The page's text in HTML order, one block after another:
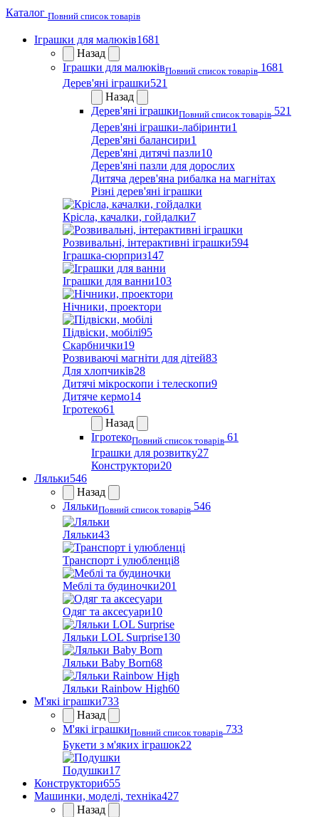
Каталог Повний список товарів
Іграшки для малюків1681
Назад
Іграшки для малюківПовний список товарів 1681
Дерев'яні іграшки521
Назад
Дерев'яні іграшкиПовний список товарів 521
Дерев'яні іграшки-лабіринти1
Дерев'яні балансири1
Дерев'яні дитячі пазли10
Дерев'яні пазли для дорослих
Дитяча дерев'яна рибалка на магнітах
Різні дерев'яні іграшки
Крісла, качалки, гойдалки7
Розвивальні, інтерактивні іграшки594
Іграшка-сюрприз147
Іграшки для ванни103
Нічники, проектори
Підвіски, мобілі95
Скарбнички19
Розвиваючі магніти для дітей83
Для хлопчиків28
Дитячі мікроскопи і телескопи9
Дитяче кермо14
Ігротеко61
Назад
ІгротекоПовний список товарів 61
Іграшки для розвитку27
Конструктори20
Ляльки546
Назад
ЛялькиПовний список товарів 546
Ляльки43
Транспорт і улюбленці8
Меблі та будиночки201
Одяг та аксесуари10
Ляльки LOL Surprise130
Ляльки Baby Born68
Ляльки Rainbow High60
М'які іграшки733
Назад
М'які іграшкиПовний список товарів 733
Букети з м'яких іграшок22
Подушки17
Конструктори655
Машинки, моделі, техніка427
Назад